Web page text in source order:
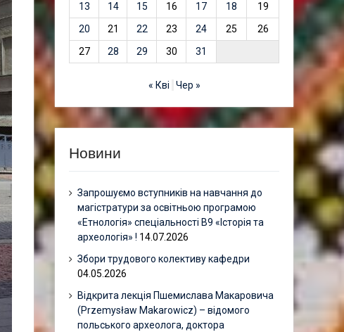
13
14 15 16 17 18
19
20
21 22 23 24 25
26
27
28 29 30 31
« Кві Чер »
Новини
Запрошуємо вступників на навчання до
магістратури за освітньою програмою
«Етнологія» спеціальності В9 «Історія та
археологія» ! 14.07.2026
Збори трудового колективу кафедри
04.05.2026
Відкрита лекція Пшемислава Макаровича
(Przemysław Makarowicz) – відомого
польського археолога, доктора